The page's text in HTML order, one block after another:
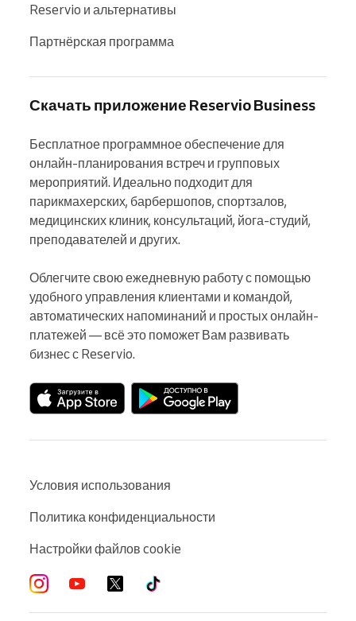
Reservio и альтернативы
Партнёрская программа
Скачать приложение Reservio Business
Бесплатное программное обеспечение для
онлайн-планирования встреч и групповых
мероприятий. Идеально подходит для
парикмахерских, барбершопов, спортзалов,
медицинских клиник, консультаций, йога-студий,
преподавателей и других.
Облегчите свою ежедневную работу с помощью
удобного управления клиентами и командой,
автоматических напоминаний и простых онлайн-
платежей — всё это поможет Вам развивать
бизнес с Reservio.
Условия использования
Политика конфиденциальности
Настройки файлов cookie